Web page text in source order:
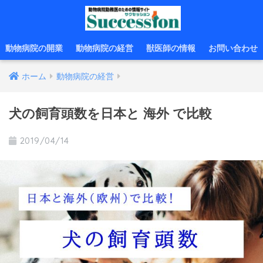
動物病院の開業 動物病院の経営 獣医師の情報 お問い合わせ
ホーム 動物病院の経営
犬の飼育頭数を日本と 海外 で比較
2019/04/14